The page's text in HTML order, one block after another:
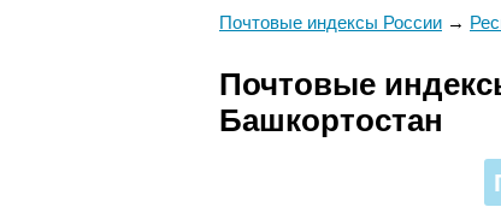
Почтовые индексы России →
Почтовые
Башкортостан